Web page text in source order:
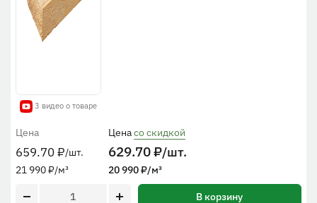
3 видео о товаре
Цена
659.70₽/шт.
21 990₽/м³
Ценасо скидкой
629.70₽/шт.
20 990₽/м³
В корзину